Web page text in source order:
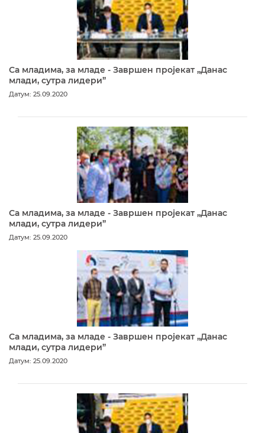
Са младима, за младе - Завршен пројекат „Данас
млади, сутра лидери”
Датум: 25.09.2020
Са младима, за младе - Завршен пројекат „Данас
млади, сутра лидери”
Датум: 25.09.2020
Са младима, за младе - Завршен пројекат „Данас
млади, сутра лидери”
Датум: 25.09.2020